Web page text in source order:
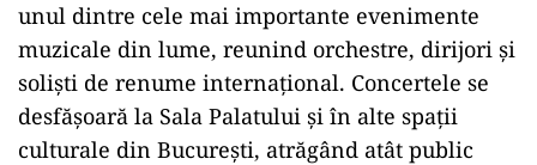
unul dintre cele mai importante evenimente
muzicale din lume, reunind orchestre, dirijori și
soliști de renume internațional. Concertele se
desfășoară la Sala Palatului și în alte spații
culturale din București, atrăgând atât public